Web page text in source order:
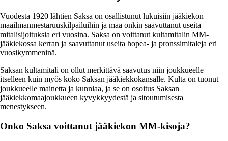
Vuodesta 1920 lähtien Saksa on osallistunut lukuisiin jääkiekon
maailmanmestaruuskilpailuihin ja maa onkin saavuttanut useita
mitalisijoituksia eri vuosina. Saksa on voittanut kultamitalin MM-
jääkiekossa kerran ja saavuttanut useita hopea- ja pronssimitaleja eri
vuosikymmeninä.
Saksan kultamitali on ollut merkittävä saavutus niin joukkueelle
itselleen kuin myös koko Saksan jääkiekkokansalle. Kulta on tuonut
joukkueelle mainetta ja kunniaa, ja se on osoitus Saksan
jääkiekkomaajoukkueen kyvykkyydestä ja sitoutumisesta
menestykseen.
Onko Saksa voittanut jääkiekon MM-kisoja?